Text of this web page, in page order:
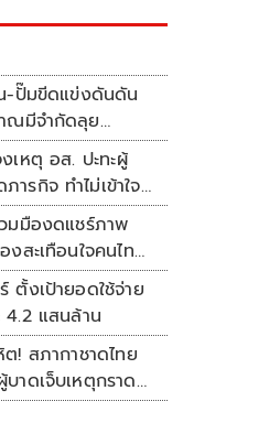
น-ปั๊มขีดแข่งดันดัน
ณมีจำกัดลุย
เหตุ อส. ปะทะผู้
รกิจ ทำไม่เข้าใจ
งออก
มมืองดแชร์ภาพ
งสะเทือนใจคนไทย
ตั้งเป้ายอดใช้จ่าย
4.2 แสนล้าน
ต! สภากาชาดไทย
าดเจ็บเหตุกราด